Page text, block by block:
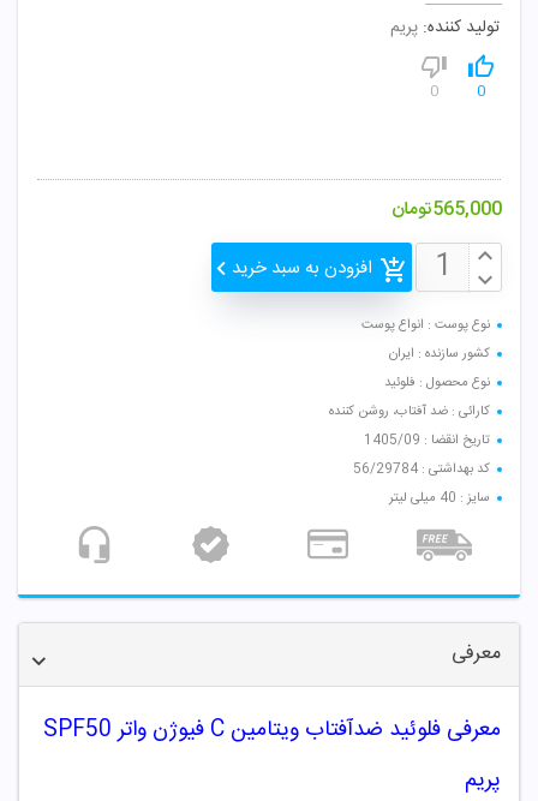
تولید کننده: پریم
0
0
565,000تومان
افزودن به سبد خرید
نوع پوست : انواع پوست
کشور سازنده : ایران
نوع محصول : فلوئید
کارائی : ضد آفتاب، روشن کننده
تاریخ انقضا : 1405/09
کد بهداشتی : 56/29784
سایز : 40 میلی لیتر
معرفی
معرفی فلوئید ضدآفتاب ویتامین C فیوژن واتر SPF50
پریم